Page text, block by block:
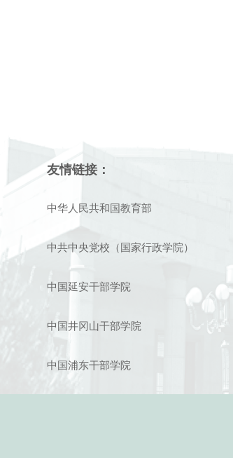
友情链接：
中华人民共和国教育部
中共中央党校（国家行政学院）
中国延安干部学院
中国井冈山干部学院
中国浦东干部学院